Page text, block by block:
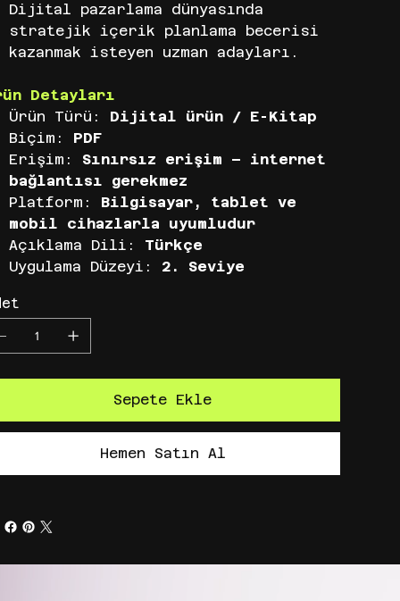
Dijital pazarlama dünyasında
stratejik içerik planlama becerisi
kazanmak isteyen uzman adayları.
Detayları
Ürün Türü: Dijital ürün / E-Kitap
Biçim: PDF
Erişim: Sınırsız erişim – internet
bağlantısı gerekmez
Platform: Bilgisayar, tablet ve
mobil cihazlarla uyumludur
Açıklama Dili: Türkçe
Uygulama Düzeyi: 2. Seviye
Sepete Ekle
Hemen Satın Al